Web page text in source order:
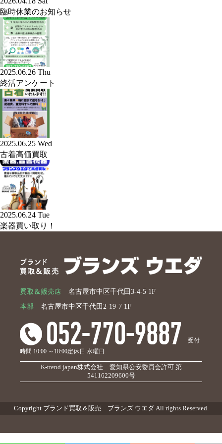
臨時休業のお知らせ
2025.06.26 Thu
終活アンケート
2025.06.25 Wed
古着高価買取
2025.06.24 Tue
楽器買い取り！
買取＆販売店 名古屋市中区千代田3-4-5 1F
本部 名古屋市中区千代田2-19-7 1F
受付
時間 10:00 ～18:00定休日 水曜日
K-trend japan株式会社 愛知県公安委員会許可 第
541162209600号
Copyright ブランド買取＆販売 ブランズ ウエダ All rights Reserved.